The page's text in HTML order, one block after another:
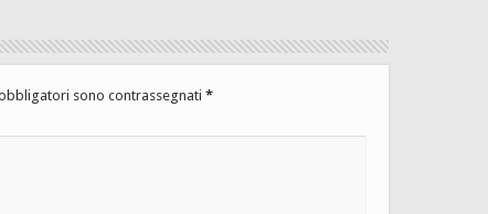
sono contrassegnati *